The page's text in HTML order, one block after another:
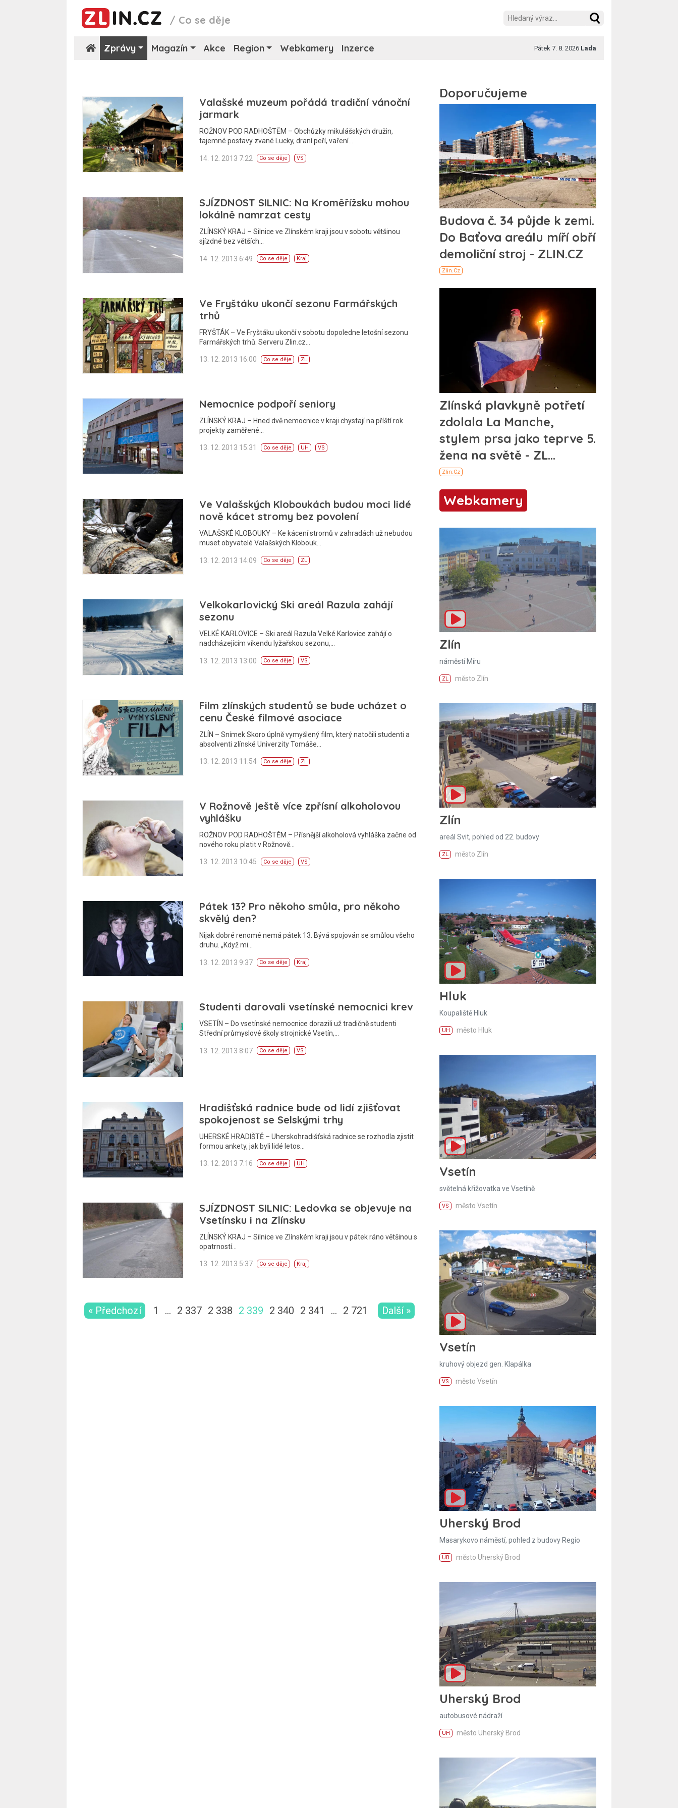
/ Co se děje
Zprávy Magazín Akce Region Webkamery Inzerce Pátek 7. 8. 2026 Lada
Valašské muzeum pořádá tradiční vánoční
jarmark
ROŽNOV POD RADHOŠTĚM – Obchůzky mikulášských družin,
tajemné postavy zvané Lucky, draní peří, vaření…
14. 12. 2013 7:22 Co se děje VS
SJÍZDNOST SILNIC: Na Kroměřížsku mohou
lokálně namrzat cesty
ZLÍNSKÝ KRAJ – Silnice ve Zlínském kraji jsou v sobotu většinou
sjízdné bez větších…
14. 12. 2013 6:49 Co se děje Kraj
Ve Fryštáku ukončí sezonu Farmářských
trhů
FRYŠTÁK – Ve Fryštáku ukončí v sobotu dopoledne letošní sezonu
Farmářských trhů. Serveru Zlin.cz…
13. 12. 2013 16:00 Co se děje ZL
Nemocnice podpoří seniory
ZLÍNSKÝ KRAJ – Hned dvě nemocnice v kraji chystají na příští rok
projekty zaměřené…
13. 12. 2013 15:31 Co se děje UH VS
Ve Valašských Kloboukách budou moci lidé
nově kácet stromy bez povolení
VALAŠSKÉ KLOBOUKY – Ke kácení stromů v zahradách už nebudou
muset obyvatelé Valašských Klobouk…
13. 12. 2013 14:09 Co se děje ZL
Velkokarlovický Ski areál Razula zahájí
sezonu
VELKÉ KARLOVICE – Ski areál Razula Velké Karlovice zahájí o
nadcházejícím víkendu lyžařskou sezonu,…
13. 12. 2013 13:00 Co se děje VS
Film zlínských studentů se bude ucházet o
cenu České filmové asociace
ZLÍN – Snímek Skoro úplně vymyšlený film, který natočili studenti a
absolventi zlínské Univerzity Tomáše…
13. 12. 2013 11:54 Co se děje ZL
V Rožnově ještě více zpřísní alkoholovou
vyhlášku
ROŽNOV POD RADHOŠTĚM – Přísnější alkoholová vyhláška začne od
nového roku platit v Rožnově…
13. 12. 2013 10:45 Co se děje VS
Pátek 13? Pro někoho smůla, pro někoho
skvělý den?
Nijak dobré renomé nemá pátek 13. Bývá spojován se smůlou všeho
druhu. „Když mi…
13. 12. 2013 9:37 Co se děje Kraj
Studenti darovali vsetínské nemocnici krev
VSETÍN – Do vsetínské nemocnice dorazili už tradičně studenti
Střední průmyslové školy strojnické Vsetín,…
13. 12. 2013 8:07 Co se děje VS
Hradišťská radnice bude od lidí zjišťovat
spokojenost se Selskými trhy
UHERSKÉ HRADIŠTĚ – Uherskohradišťská radnice se rozhodla zjistit
formou ankety, jak byli lidé letos…
13. 12. 2013 7:16 Co se děje UH
SJÍZDNOST SILNIC: Ledovka se objevuje na
Vsetínsku i na Zlínsku
ZLÍNSKÝ KRAJ – Silnice ve Zlínském kraji jsou v pátek ráno většinou s
opatrností…
13. 12. 2013 5:37 Co se děje Kraj
« Předchozí 1 … 2 337 2 338 2 339 2 340 2 341 … 2 721 Další »
Webkamery
Zlín
náměstí Míru
ZL město Zlín
Zlín
areál Svit, pohled od 22. budovy
ZL město Zlín
Hluk
Koupaliště Hluk
UH město Hluk
Vsetín
světelná křižovatka ve Vsetíně
VS město Vsetín
Vsetín
kruhový objezd gen. Klapálka
VS město Vsetín
Uherský Brod
Masarykovo náměstí, pohled z budovy Regio
UB město Uherský Brod
Uherský Brod
autobusové nádraží
UH město Uherský Brod